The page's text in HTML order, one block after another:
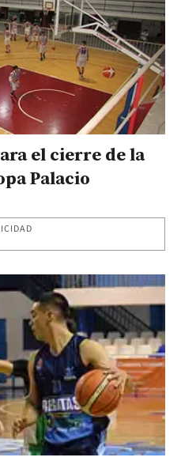
el cierre de la
Palacio